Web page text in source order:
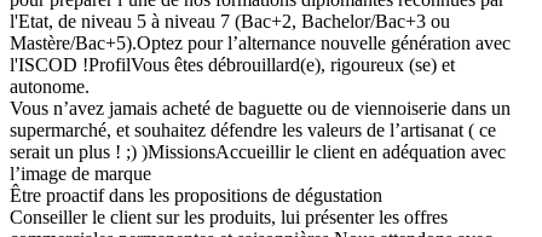
l'Etat, de niveau 5 à niveau 7 (Bac+2, Bachelor/Bac+3 ou
Mastère/Bac+5).Optez pour l’alternance nouvelle génération avec
l'ISCOD !ProfilVous êtes débrouillard(e), rigoureux (se) et
autonome.
Vous n’avez jamais acheté de baguette ou de viennoiserie dans un
supermarché, et souhaitez défendre les valeurs de l’artisanat ( ce
serait un plus ! ;) )MissionsAccueillir le client en adéquation avec
l’image de marque
Être proactif dans les propositions de dégustation
Conseiller le client sur les produits, lui présenter les offres